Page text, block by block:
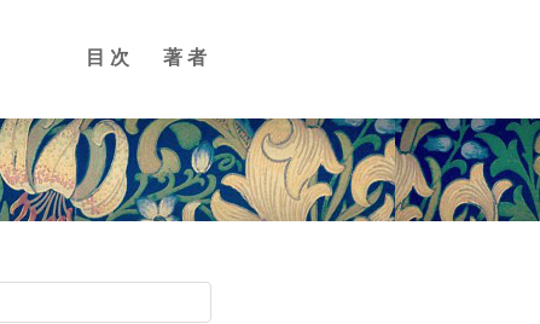
目次 著者